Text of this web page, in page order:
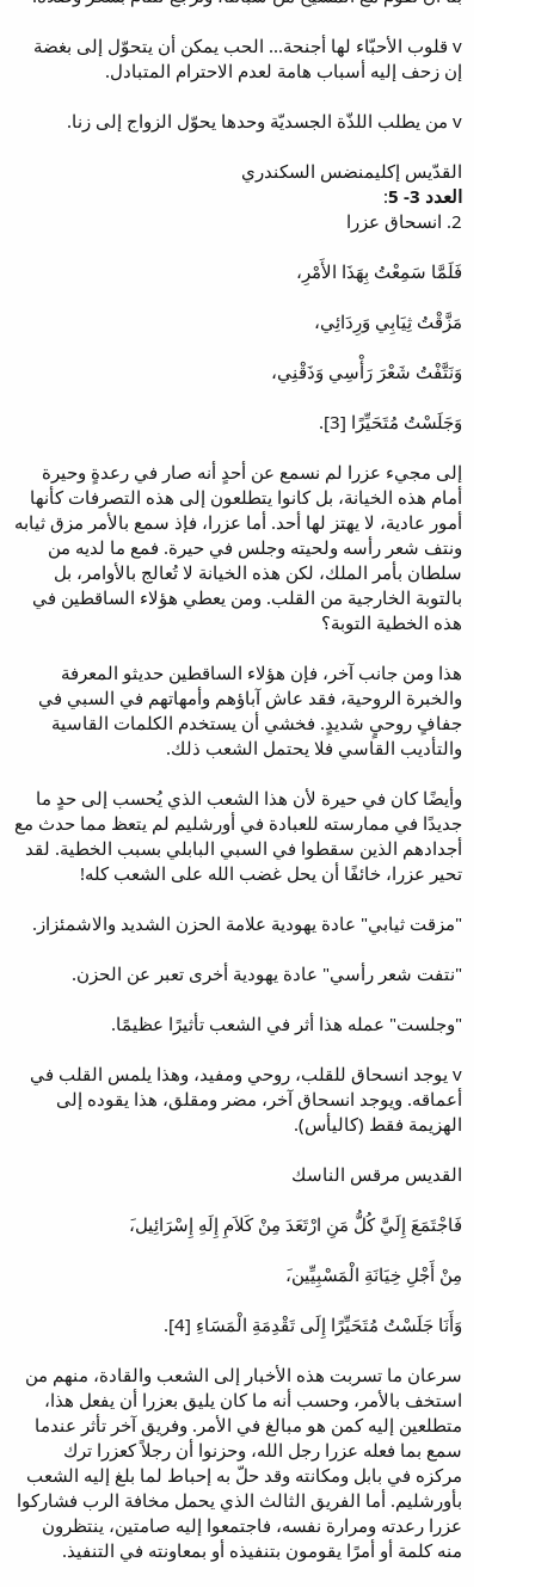
v قلوب الأحبّاء لها أجنحة... الحب يمكن أن يتحوّل إلى بغضة
إن زحف إليه أسباب هامة لعدم الاحترام المتبادل.
v من يطلب اللذّة الجسديّة وحدها يحوّل الزواج إلى زنا.
القدّيس إكليمنضس السكندري
العدد 3- 5
:
2. انسحاق عزرا
فَلَمَّا سَمِعْتُ بِهَذَا الأَمْرِ،
مَزَّقْتُ ثِيَابِي وَرِدَائِي،
وَنَتَّفْتُ شَعْرَ رَأْسِي وَذَقْنِي،
وَجَلَسْتُ مُتَحَيِّرًا [3].
إلى مجيء عزرا لم نسمع عن أحدٍ أنه صار في رعدةٍ وحيرة
أمام هذه الخيانة، بل كانوا يتطلعون إلى هذه التصرفات كأنها
أمور عادية، لا يهتز لها أحد. أما عزرا، فإذ سمع بالأمر مزق ثيابه
ونتف شعر رأسه ولحيته وجلس في حيرة. فمع ما لديه من
سلطان بأمر الملك، لكن هذه الخيانة لا تُعالج بالأوامر، بل
بالتوبة الخارجية من القلب. ومن يعطي هؤلاء الساقطين في
هذه الخطية التوبة؟
هذا ومن جانب آخر، فإن هؤلاء الساقطين حديثو المعرفة
والخبرة الروحية، فقد عاش آباؤهم وأمهاتهم في السبي في
جفافٍ روحيٍ شديدٍ. فخشي أن يستخدم الكلمات القاسية
والتأديب القاسي فلا يحتمل الشعب ذلك.
وأيضًا كان في حيرة لأن هذا الشعب الذي يُحسب إلى حدٍ ما
جديدًا في ممارسته للعبادة في أورشليم لم يتعظ مما حدث مع
أجدادهم الذين سقطوا في السبي البابلي بسبب الخطية. لقد
تحير عزرا، خائفًا أن يحل غضب الله على الشعب كله!
"مزقت ثيابي" عادة يهودية علامة الحزن الشديد والاشمئزاز.
"نتفت شعر رأسي" عادة يهودية أخرى تعبر عن الحزن.
"وجلست" عمله هذا أثر في الشعب تأثيرًا عظيمًا.
v يوجد انسحاق للقلب، روحي ومفيد، وهذا يلمس القلب في
أعماقه. ويوجد انسحاق آخر، مضر ومقلق، هذا يقوده إلى
الهزيمة فقط (كاليأس).
القديس مرقس الناسك
فَاجْتَمَعَ إِلَيَّ كُلُّ مَنِ ارْتَعَدَ مِنْ كَلاَمِ إِلَهِ إِسْرَائِيل،َ
مِنْ أَجْلِ خِيَانَةِ الْمَسْبِيِّين،َ
وَأَنَا جَلَسْتُ مُتَحَيِّرًا إِلَى تَقْدِمَةِ الْمَسَاءِ [4].
سرعان ما تسربت هذه الأخبار إلى الشعب والقادة، منهم من
استخف بالأمر، وحسب أنه ما كان يليق بعزرا أن يفعل هذا،
متطلعين إليه كمن هو مبالغ في الأمر. وفريق آخر تأثر عندما
سمع بما فعله عزرا رجل الله، وحزنوا أن رجلاً كعزرا ترك
مركزه في بابل ومكانته وقد حلّ به إحباط لما بلغ إليه الشعب
بأورشليم. أما الفريق الثالث الذي يحمل مخافة الرب فشاركوا
عزرا رعدته ومرارة نفسه، فاجتمعوا إليه صامتين، ينتظرون
منه كلمة أو أمرًا يقومون بتنفيذه أو بمعاونته في التنفيذ.